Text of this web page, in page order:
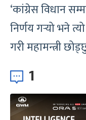
‘कांग्रेस विधान
निर्णय गर्‍यो भने
गरी महामन्त्री
1